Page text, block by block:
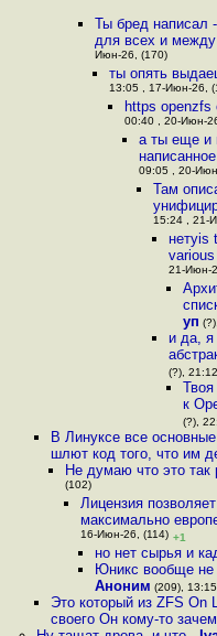
Ты бред написал
для всех и
Июн-26, (170)
ты опять
13:05 , 17-Июн-26,
https openzfs
00:40 , 20-Июн-
а ты еще и
09:05 , 20-
Там
15:24 , 21-
нетуis
21-Июн-
уп
и да,
(?),
к
(?),
В Линуксе все
шлют код того, что им
Не думаю что это так
(102)
Лицензия
максимально
16-Июн-26, (114) +1
но нет сырья и
Юникс вообще не
Аноним (209),
Это который из ZFS On
своего Он кому-то зачем